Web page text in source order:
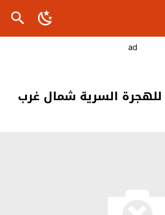
مرشحا للهجرة السرية شمال غرب